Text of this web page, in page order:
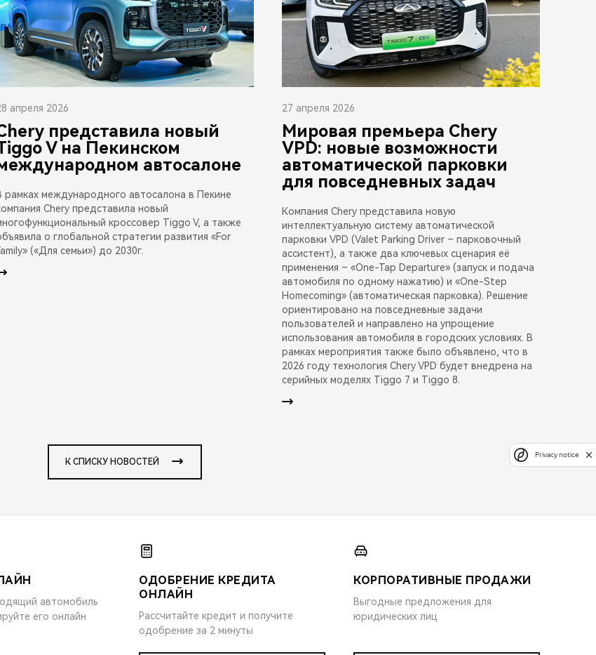
апреля 2026
представила новый
V на Пекинском
автосалоне
рамках международного автосалона в Пекине
Chery представила новый
кроссовер Tiggo V, а также
о глобальной стратегии развития «For
(«Для семьи») до 2030г.
27 апреля 2026
Мировая премьера Chery
VPD: новые возможности
автоматической парковки
для повседневных задач
Компания Chery представила новую
интеллектуальную систему автоматической
парковки VPD (Valet Parking Driver – парковочный
ассистент), а также два ключевых сценария её
применения – «One-Tap Departure» (запуск и подача
автомобиля по одному нажатию) и «One-Step
Homecoming» (автоматическая парковка). Решение
ориентировано на повседневные задачи
пользователей и направлено на упрощение
использования автомобиля в городских условиях. В
рамках мероприятия также было объявлено, что в
2026 году технология Chery VPD будет внедрена на
серийных моделях Tiggo 7 и Tiggo 8.
К СПИСКУ НОВОСТЕЙ
автомобиль
его онлайн
ОДОБРЕНИЕ КРЕДИТА
ОНЛАЙН
Рассчитайте кредит и получите
одобрение за 2 минуты
КОРПОРАТИВНЫЕ ПРОДАЖИ
Выгодные предложения для
юридических лиц
Privacy notice